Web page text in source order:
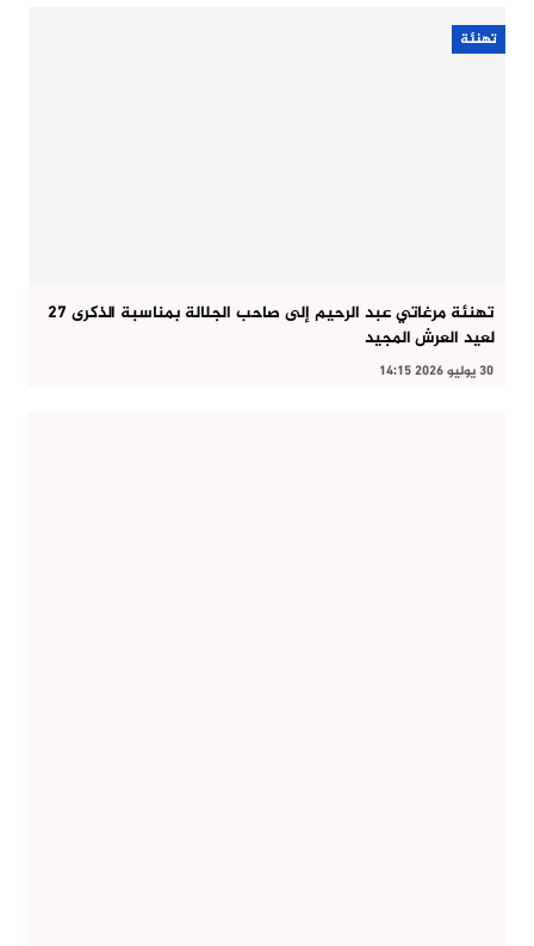
تهنئة
تهنئة مرغاتي عبد الرحيم إلى صاحب الجلالة بمناسبة الذكرى 27
لعيد العرش المجيد
30 يوليو 2026 14:15